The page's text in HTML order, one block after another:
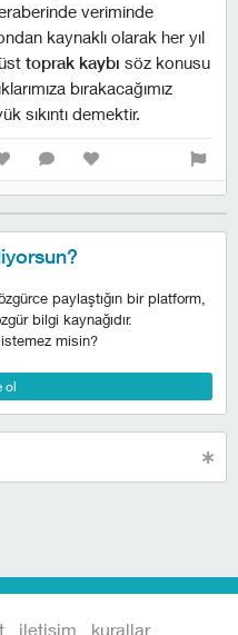
veriminde
kaynaklı olarak her yıl
toprak kaybı söz konusu
bırakacağımız
sıkıntı demektir.
paylaştığın bir platform,
bilgi kaynağıdır.
misin?
ol
iletişim kurallar